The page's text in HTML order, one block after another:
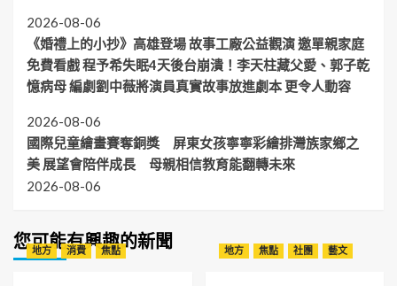
2026-08-06
《婚禮上的小抄》高雄登場 故事工廠公益觀演 邀單親家庭
免費看戲 程予希失眠4天後台崩潰！李天柱藏父愛、郭子乾
憶病母 編劇劉中薇將演員真實故事放進劇本 更令人動容
2026-08-06
國際兒童繪畫賽奪銅獎 屏東女孩寧寧彩繪排灣族家鄉之
美 展望會陪伴成長 母親相信教育能翻轉未來
2026-08-06
您可能有興趣的新聞
地方 消費 焦點 地方 焦點 社團 藝文